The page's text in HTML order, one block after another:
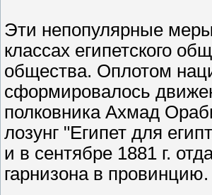
Эти непопулярные
классах египетского
общества. Оплотом
сформировалось
полковника Ахмад
лозунг "Египет для
и в сентябре 1881 г.
гарнизона в провинцию.